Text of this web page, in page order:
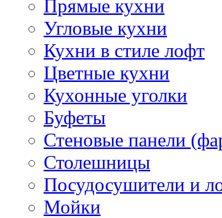
Прямые кухни
Угловые кухни
Кухни в стиле лофт
Цветные кухни
Кухонные уголки
Буфеты
Стеновые панели
Столешницы
Посудосушители и
Мойки